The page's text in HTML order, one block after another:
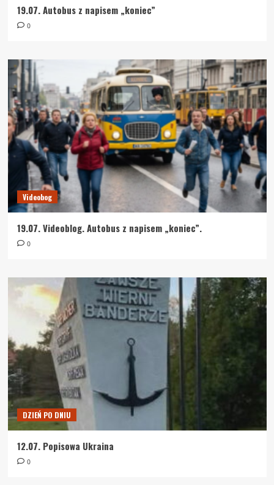
19.07. Autobus z napisem „koniec”
0
Videobog
19.07. Videoblog. Autobus z napisem „koniec”.
0
DZIEŃ PO DNIU
12.07. Popisowa Ukraina
0